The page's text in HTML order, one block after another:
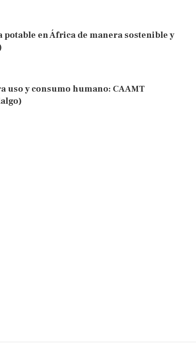
potable en África de manera sostenible y
uso y consumo humano: CAAMT